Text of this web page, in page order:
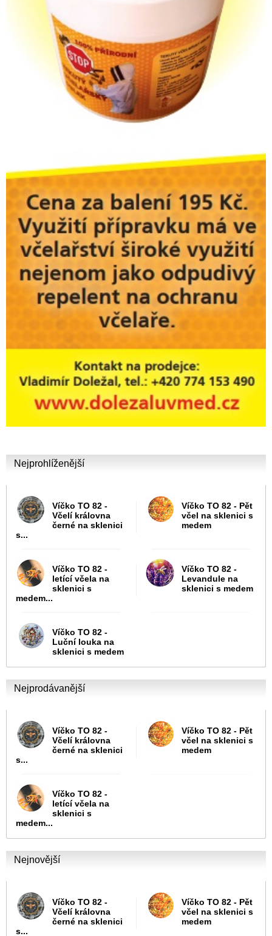
Nejprohlíženější
Víčko TO 82 -
Včelí královna
černé na sklenici
s...
Víčko TO 82 - Pět
včel na sklenici s
medem
Víčko TO 82 -
letící včela na
sklenici s
medem...
Víčko TO 82 -
Levandule na
sklenici s medem
Víčko TO 82 -
Luční louka na
sklenici s medem
Nejprodávanější
Víčko TO 82 -
Včelí královna
černé na sklenici
s...
Víčko TO 82 - Pět
včel na sklenici s
medem
Víčko TO 82 -
letící včela na
sklenici s
medem...
Nejnovější
Víčko TO 82 -
Včelí královna
černé na sklenici
s...
Víčko TO 82 - Pět
včel na sklenici s
medem